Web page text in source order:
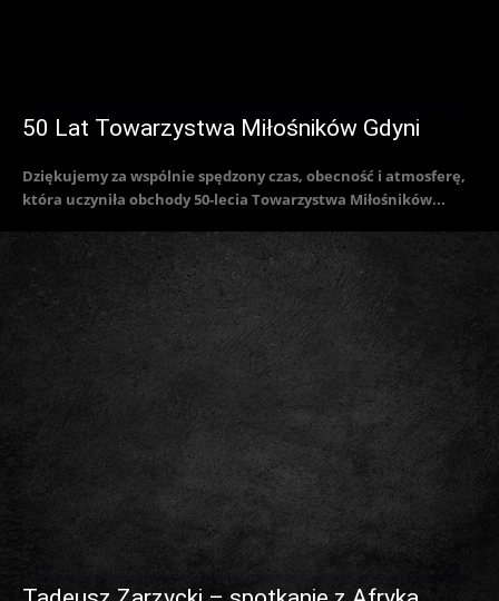
50 Lat Towarzystwa Miłośników Gdyni
Dziękujemy za wspólnie spędzony czas, obecność i atmosferę,
która uczyniła obchody 50-lecia Towarzystwa Miłośników...